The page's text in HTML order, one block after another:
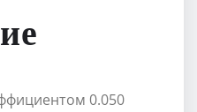
0.050